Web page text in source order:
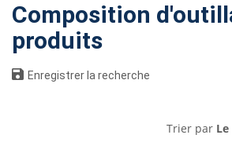
Composition
produits
Enregistrer la recherche
Trier par